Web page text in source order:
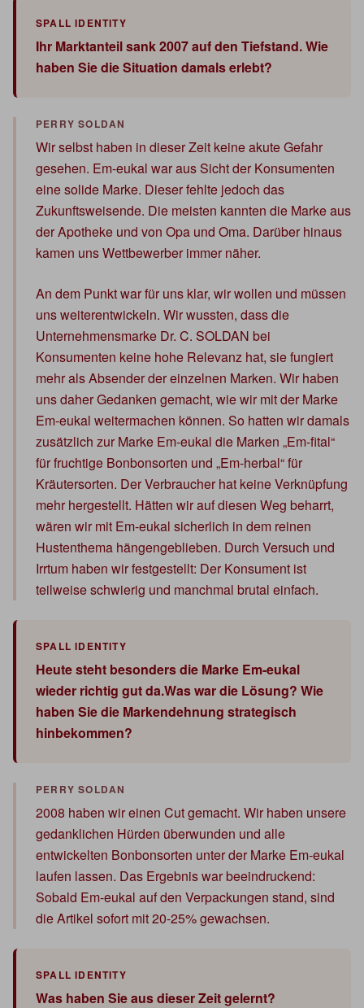
Ihr Marktanteil sank 2007 auf den Tiefstand. Wie
haben Sie die Situation damals erlebt?
Wir selbst haben in dieser Zeit keine akute Gefahr
gesehen. Em-eukal war aus Sicht der Konsumenten
eine solide Marke. Dieser fehlte jedoch das
Zukunftsweisende. Die meisten kannten die Marke aus
der Apotheke und von Opa und Oma. Darüber hinaus
kamen uns Wettbewerber immer näher.
An dem Punkt war für uns klar, wir wollen und müssen
uns weiterentwickeln. Wir wussten, dass die
Unternehmensmarke Dr. C. SOLDAN bei
Konsumenten keine hohe Relevanz hat, sie fungiert
mehr als Absender der einzelnen Marken. Wir haben
uns daher Gedanken gemacht, wie wir mit der Marke
Em-eukal weitermachen können. So hatten wir damals
zusätzlich zur Marke Em-eukal die Marken „Em-fital“
für fruchtige Bonbonsorten und „Em-herbal“ für
Kräutersorten. Der Verbraucher hat keine Verknüpfung
mehr hergestellt. Hätten wir auf diesen Weg beharrt,
wären wir mit Em-eukal sicherlich in dem reinen
Hustenthema hängengeblieben. Durch Versuch und
Irrtum haben wir festgestellt: Der Konsument ist
teilweise schwierig und manchmal brutal einfach.
Heute steht besonders die Marke Em-eukal
wieder richtig gut da.Was war die Lösung? Wie
haben Sie die Markendehnung strategisch
hinbekommen?
2008 haben wir einen Cut gemacht. Wir haben unsere
gedanklichen Hürden überwunden und alle
entwickelten Bonbonsorten unter der Marke Em-eukal
laufen lassen. Das Ergebnis war beeindruckend:
Sobald Em-eukal auf den Verpackungen stand, sind
die Artikel sofort mit 20-25% gewachsen.
Was haben Sie aus dieser Zeit gelernt?